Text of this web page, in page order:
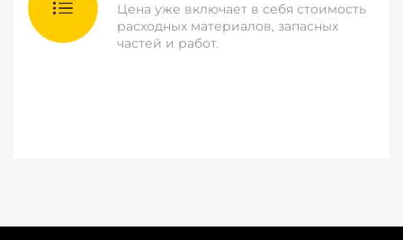
Цена уже включает в себя стоимость
расходных материалов, запасных
частей и работ.